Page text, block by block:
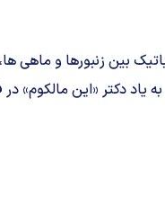
بین زنبورها و ماهی ها،
یاد دکتر «این مالکوم»